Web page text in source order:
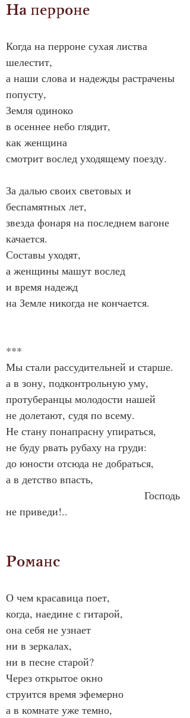
На перроне
Когда на перроне сухая листва
шелестит,
а наши слова и надежды растрачены
попусту,
Земля одиноко
в осеннее небо глядит,
как женщина
смотрит вослед уходящему поезду.
За далью своих световых и
беспамятных лет,
звезда фонаря на последнем вагоне
качается.
Составы уходят,
а женщины машут вослед
и время надежд
на Земле никогда не кончается.
***
Мы стали рассудительней и старше.
а в зону, подконтрольную уму,
протуберанцы молодости нашей
не долетают, судя по всему.
Не стану понапрасну упираться,
не буду рвать рубаху на груди:
до юности отсюда не добраться,
а в детство впасть,
Господь
не приведи!..
Романс
О чем красавица поет,
когда, наедине с гитарой,
она себя не узнает
ни в зеркалах,
ни в песне старой?
Через открытое окно
струится время эфемерно
а в комнате уже темно,